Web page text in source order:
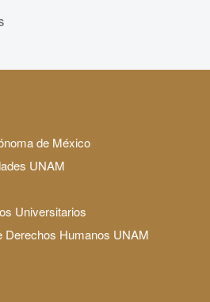
de México
UNAM
Universitarios
Derechos Humanos UNAM